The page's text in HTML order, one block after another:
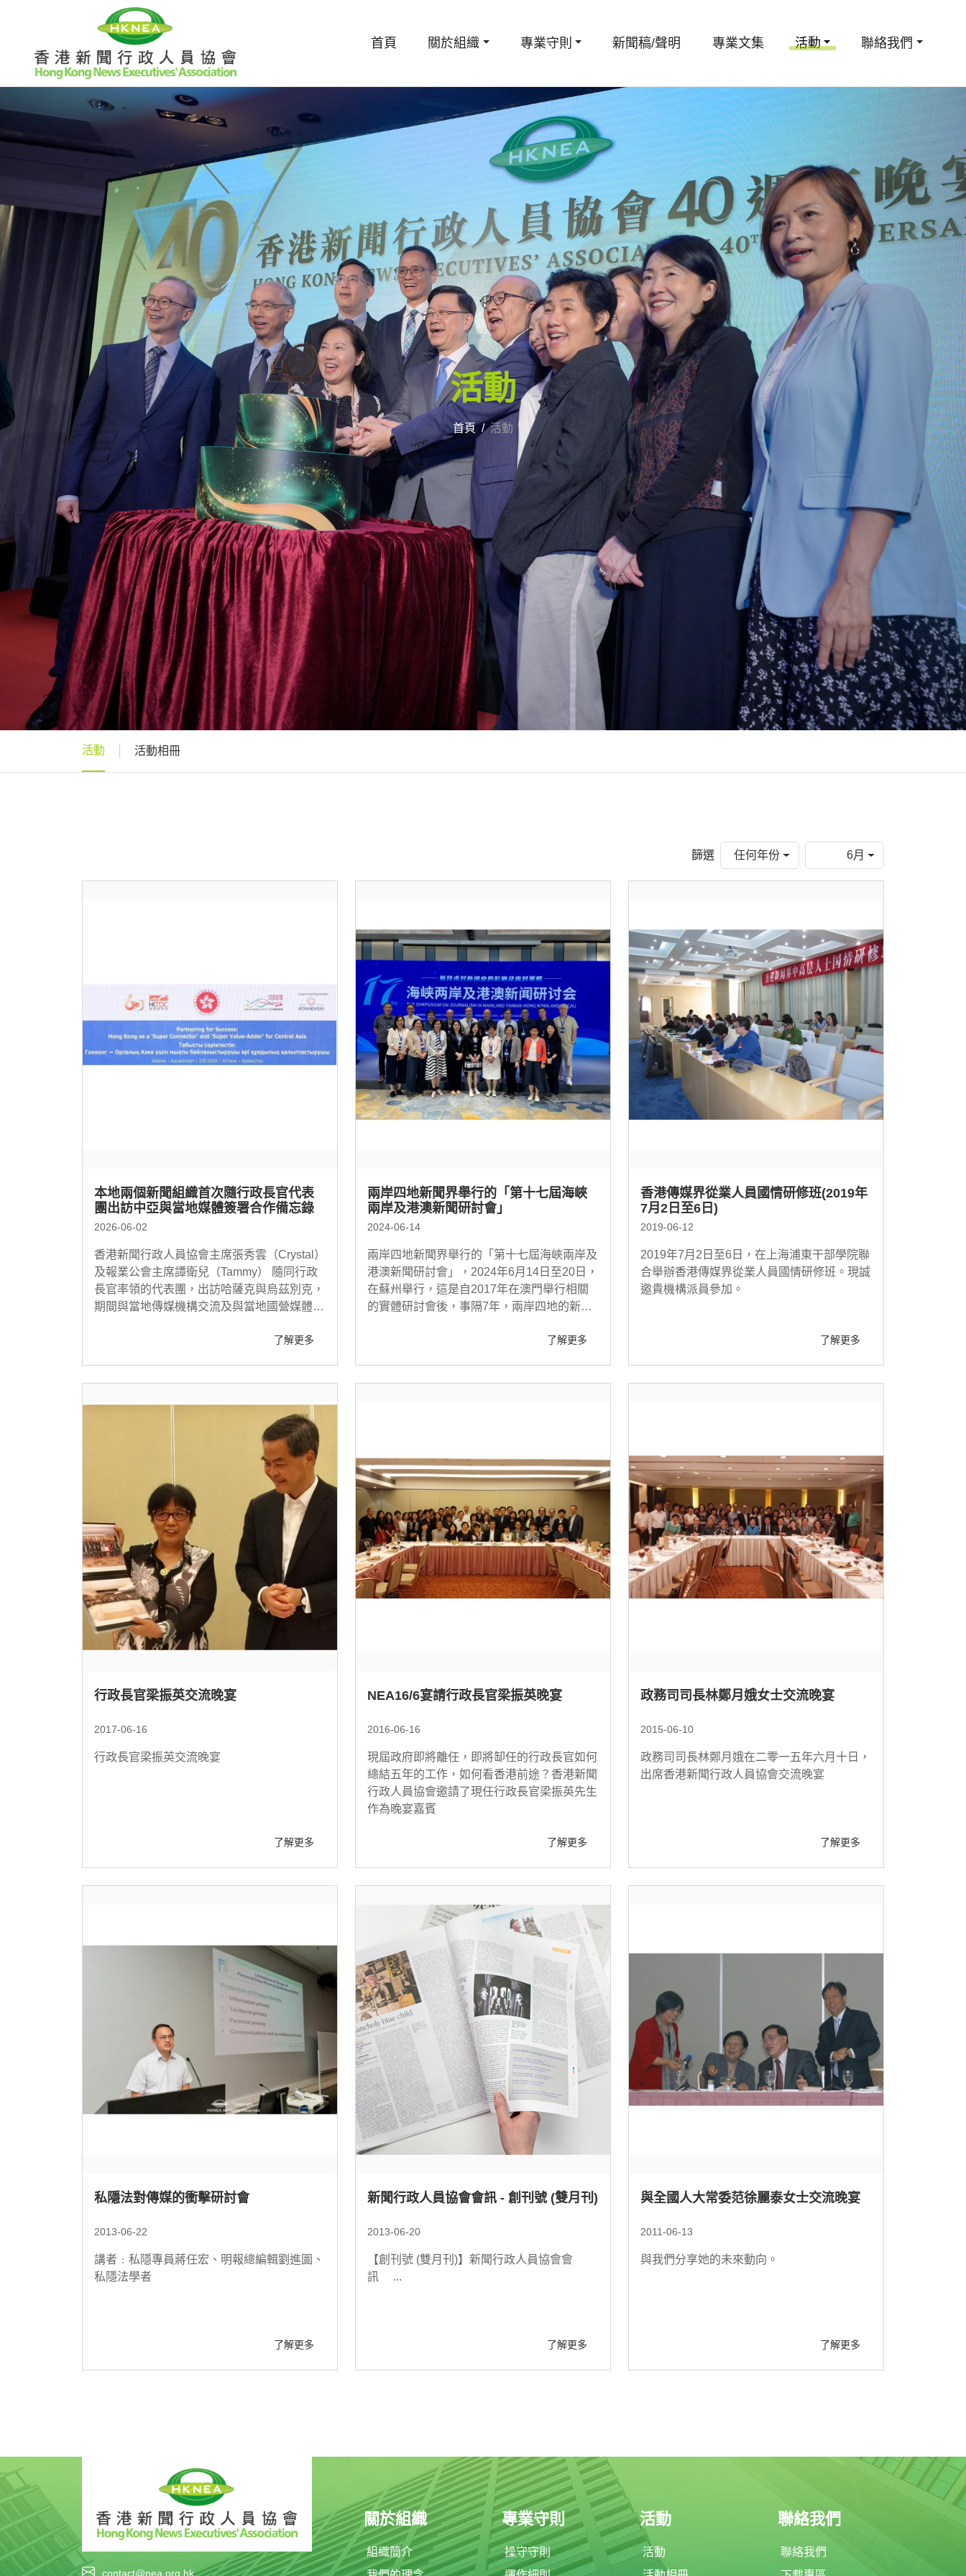
首頁 關於組織 專業守則 新聞稿/聲明 專業文集 活動 聯絡我們
活動
首頁 活動
活動 活動相冊
篩選 任何年份 6月
本地兩個新聞組織首次隨行政長官代表
團出訪中亞與當地媒體簽署合作備忘錄
2026-06-02
香港新聞行政人員協會主席張秀雲（Crystal）
及報業公會主席譚衛兒（Tammy） 隨同行政
長官率領的代表團，出訪哈薩克與烏茲別克，
期間與當地傳媒機構交流及與當地國營媒體哈
了解更多
兩岸四地新聞界舉行的「第十七屆海峽
兩岸及港澳新聞研討會」
2024-06-14
兩岸四地新聞界舉行的「第十七屆海峽兩岸及
港澳新聞研討會」，2024年6月14日至20日，
在蘇州舉行，這是自2017年在澳門舉行相關
的實體研討會後，事隔7年，兩岸四地的新聞
了解更多
香港傳媒界從業人員國情研修班(2019年
7月2日至6日)
2019-06-12
2019年7月2日至6日，在上海浦東干部學院聯
合舉辦香港傳媒界從業人員國情研修班。現誠
邀貴機構派員參加。
了解更多
行政長官梁振英交流晚宴
2017-06-16
行政長官梁振英交流晚宴
了解更多
NEA16/6宴請行政長官梁振英晚宴
2016-06-16
現屆政府即將離任，即將缷任的行政長官如何
總結五年的工作，如何看香港前途？香港新聞
行政人員協會邀請了現任行政長官梁振英先生
作為晚宴嘉賓
了解更多
政務司司長林鄭月娥女士交流晚宴
2015-06-10
政務司司長林鄭月娥在二零一五年六月十日，
出席香港新聞行政人員協會交流晚宴
了解更多
私隱法對傳媒的衝擊研討會
2013-06-22
講者﹕私隱專員蔣任宏、明報總編輯劉進圖、
私隱法學者
了解更多
新聞行政人員協會會訊 - 創刊號 (雙月刊)
2013-06-20
【創刊號 (雙月刊)】新聞行政人員協會會
訊 ...
了解更多
與全國人大常委范徐麗泰女士交流晚宴
2011-06-13
與我們分享她的未來動向。
了解更多
contact@nea.org.hk
關於組織
組織簡介
專業守則
操守守則
活動
活動
聯絡我們
聯絡我們